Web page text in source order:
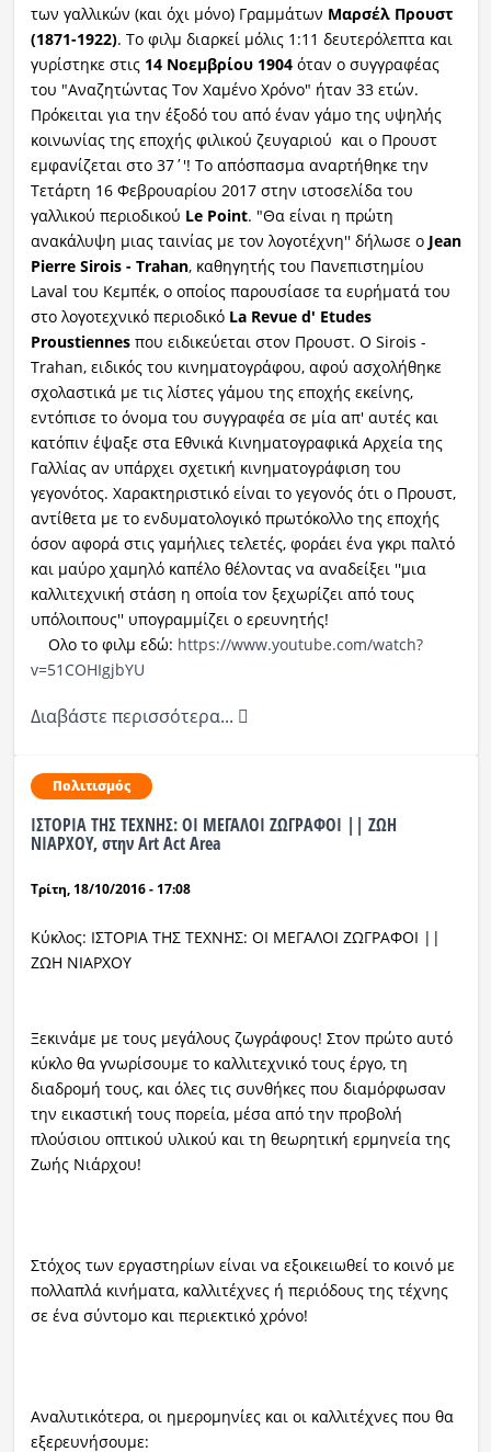
των γαλλικών (και όχι μόνο) Γραμμάτων Μαρσέλ Προυστ
(1871-1922). Το φιλμ διαρκεί μόλις 1:11 δευτερόλεπτα και
γυρίστηκε στις14 Νοεμβρίου 1904όταν ο συγγραφέας
του "Aναζητώντας Τον Χαμένο Χρόνο" ήταν 33 ετών.
Πρόκειται για την έξοδό του από έναν γάμο της υψηλής
κοινωνίας της εποχής φιλικού ζευγαριού και ο Προυστ
εμφανίζεται στο 37΄'! Το απόσπασμα αναρτήθηκε την
Τετάρτη 16 Φεβρουαρίου 2017 στην ιστοσελίδα του
γαλλικού περιοδικού Le Point. "Θα είναι η πρώτη
ανακάλυψη μιας ταινίας με τον λογοτέχνη'' δήλωσε ο Jean
Pierre Sirois - Trahan, καθηγητής του Πανεπιστημίου
Laval του Κεμπέκ, ο οποίος παρουσίασε τα ευρήματά του
στο λογοτεχνικό περιοδικό La Revue d' Etudes
Proustiennesπου ειδικεύεται στον Προυστ. Ο Sirois -
Trahan, ειδικός του κινηματογράφου, αφού ασχολήθηκε
σχολαστικά με τις λίστες γάμου της εποχής εκείνης,
εντόπισε το όνομα του συγγραφέα σε μία απ' αυτές και
κατόπιν έψαξε στα Εθνικά Κινηματογραφικά Αρχεία της
Γαλλίας αν υπάρχει σχετική κινηματογράφιση του
γεγονότος. Χαρακτηριστικό είναι το γεγονός ότι ο Προυστ,
αντίθετα με το ενδυματολογικό πρωτόκολλο της εποχής
όσον αφορά στις γαμήλιες τελετές, φοράει ένα γκρι παλτό
και μαύρο χαμηλό καπέλο θέλοντας να αναδείξει ''μια
καλλιτεχνική στάση η οποία τον ξεχωρίζει από τους
υπόλοιπους'' υπογραμμίζει ο ερευνητής!
Ολο το φιλμ εδώ: https://www.youtube.com/watch?
v=51COHIgjbYU
Διαβάστε περισσότερα...
Πολιτισμός
ΙΣΤΟΡΙΑ ΤΗΣ ΤΕΧΝΗΣ: ΟΙ ΜΕΓΑΛΟΙ ΖΩΓΡΑΦΟΙ || ΖΩΗ
ΝΙΑΡΧΟΥ, στην Art Act Area
Τρίτη, 18/10/2016 - 17:08
Κύκλος: ΙΣΤΟΡΙΑ ΤΗΣ ΤΕΧΝΗΣ: ΟΙ ΜΕΓΑΛΟΙ ΖΩΓΡΑΦΟΙ ||
ΖΩΗ ΝΙΑΡΧΟΥ
Ξεκινάμε με τους μεγάλους ζωγράφους! Στον πρώτο αυτό
κύκλο θα γνωρίσουμε το καλλιτεχνικό τους έργο, τη
διαδρομή τους, και όλες τις συνθήκες που διαμόρφωσαν
την εικαστική τους πορεία, μέσα από την προβολή
πλούσιου οπτικού υλικού και τη θεωρητική ερμηνεία της
Ζωής Νιάρχου!
Στόχος των εργαστηρίων είναι να εξοικειωθεί το κοινό με
πολλαπλά κινήματα, καλλιτέχνες ή περιόδους της τέχνης
σε ένα σύντομο και περιεκτικό χρόνο!
Αναλυτικότερα, οι ημερομηνίες και οι καλλιτέχνες που θα
εξερευνήσουμε: